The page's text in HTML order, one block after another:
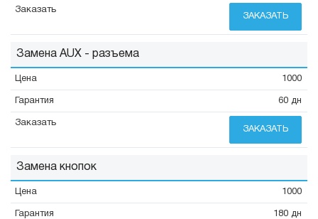
ЗАКАЗАТЬ
Замена AUX - разъема
1000
60 дн
ЗАКАЗАТЬ
Замена кнопок
1000
180 дн